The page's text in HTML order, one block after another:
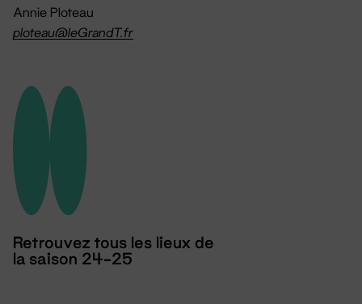
Annie Ploteau
ploteau@leGrandT.fr
Retrouvez tous les lieux de
la saison 24-25